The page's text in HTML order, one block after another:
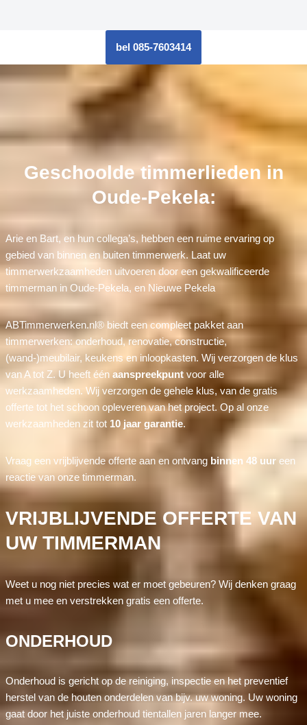
bel 085-7603414
Geschoolde timmerlieden in
Oude-Pekela:
Arie en Bart, en hun collega’s, hebben een ruime ervaring op
gebied van binnen en buiten timmerwerk. Laat uw
timmerwerkzaamheden uitvoeren door een gekwalificeerde
timmerman in Oude-Pekela, en Nieuwe Pekela
ABTimmerwerken.nl® biedt een compleet pakket aan
timmerwerken: onderhoud, renovatie, constructie,
(wand-)meubilair, keukens en inloopkasten. Wij verzorgen de klus
van A tot Z. U heeft één aanspreekpuntvoor alle
werkzaamheden. Wij verzorgen de gehele klus, van de gratis
offerte tot het schoon opleveren van het project. Op al onze
werkzaamheden zit tot 10 jaar garantie.
Vraag een vrijblijvende offerte aan en ontvang binnen 48 uureen
reactie van onze timmerman.
VRIJBLIJVENDE OFFERTE VAN
UW TIMMERMAN
Weet u nog niet precies wat er moet gebeuren? Wij denken graag
met u mee en verstrekken gratis een offerte.
ONDERHOUD
Onderhoud is gericht op de reiniging, inspectie en het preventief
herstel van de houten onderdelen van bijv. uw woning. Uw woning
gaat door het juiste onderhoud tientallen jaren langer mee.